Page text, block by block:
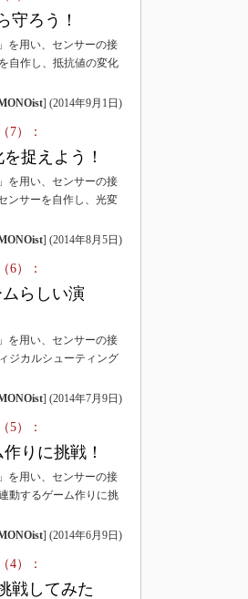
守ろう！
を用い、センサーの接
自作し、抵抗値の変化
] (2014年9月1日 )
7）：
捉えよう！
を用い、センサーの接
ンサーを自作し、光変
] (2014年8月5日 )
6）：
らしい演
を用い、センサーの接
ジカルシューティング
] (2014年7月9日 )
5）：
りに挑戦！
を用い、センサーの接
動するゲーム作りに挑
] (2014年6月9日 )
4）：
戦してみた